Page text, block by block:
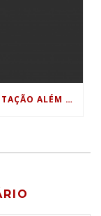
BIOPROCESSOS INDUSTRIAIS: FERMENTAÇÃO ALÉM DA INDÚSTRIA ALIMENTÍCIA